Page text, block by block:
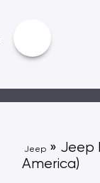
Jeep » Jeep
America)